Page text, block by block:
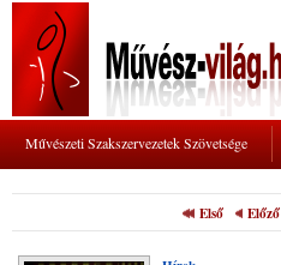
Művészeti Szakszervezetek Szövetsége
Első Előző